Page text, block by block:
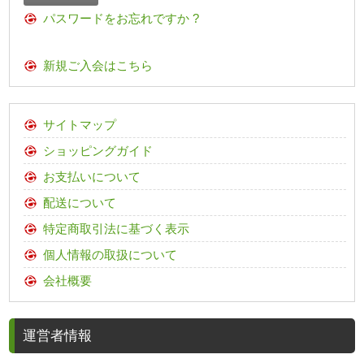
パスワードをお忘れですか ?
新規ご入会はこちら
サイトマップ
ショッピングガイド
お支払いについて
配送について
特定商取引法に基づく表示
個人情報の取扱について
会社概要
運営者情報